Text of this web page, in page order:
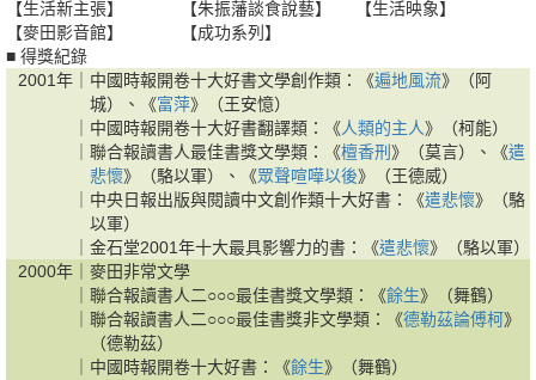
【生活新主張】
【朱振藩談食說藝】
【生活映象】
【麥田影音館】
【成功系列】
■ 得獎紀錄
2001年｜ 中國時報開卷十大好書文學創作類：《遍地風流》（阿
城）、《富萍》（王安憶）
中國時報開卷十大好書翻譯類：《人類的主人》（柯能）
聯合報讀書人最佳書獎文學類：《檀香刑 》（莫言）、《遣
悲懷》（駱以軍）、《眾聲喧嘩以後》（王德威）
中央日報出版與閱讀中文創作類十大好書：《遣悲懷》（駱
以軍）
金石堂2001年十大最具影響力的書：《遣悲懷》（駱以軍）
2000年｜ 麥田非常文學
聯合報讀書人二○○○最佳書獎文學類：《餘生》（舞鶴）
聯合報讀書人二○○○最佳書獎非文學類：《德勒茲論傅柯》
（德勒茲）
中國時報開卷十大好書：《餘生》（舞鶴）